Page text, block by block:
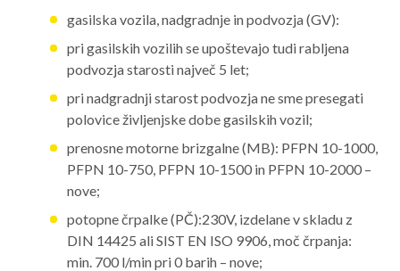
gasilska vozila, nadgradnje in podvozja (GV):
pri gasilskih vozilih se upoštevajo tudi rabljena
podvozja starosti največ 5 let;
pri nadgradnji starost podvozja ne sme presegati
polovice življenjske dobe gasilskih vozil;
prenosne motorne brizgalne (MB): PFPN 10-1000,
PFPN 10-750, PFPN 10-1500 in PFPN 10-2000 –
nove;
potopne črpalke (PČ):230V, izdelane v skladu z
DIN 14425 ali SIST EN ISO 9906, moč črpanja:
min. 700 l/min pri 0 barih – nove;